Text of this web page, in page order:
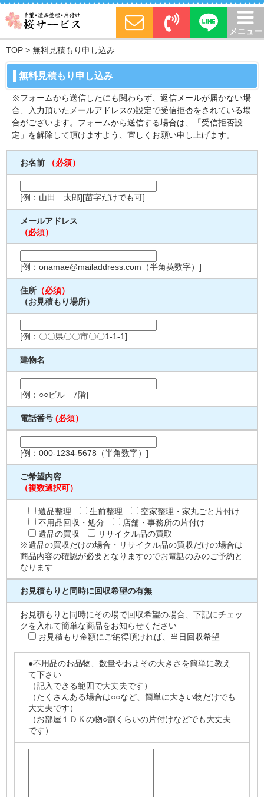
メニュー
TOP > 無料見積もり申し込み
無料見積もり申し込み
※フォームから送信したにも関わらず、返信メールが届かない場
合、入力頂いたメールアドレスの設定で受信拒否をされている場
合がございます。フォームから送信する場合は、「受信拒否設
定」を解除して頂けますよう、宜しくお願い申し上げます。
お名前 （必須）
[例：山田 太郎][苗字だけでも可]
メールアドレス
（必須）
[例：onamae@mailaddress.com（半角英数字）]
住所 （必須）
（お見積もり場所）
[例：〇〇県〇〇市〇〇1-1-1]
建物名
[例：○○ビル 7階]
電話番号 (必須）
[例：000-1234-5678（半角数字）]
ご希望内容
（複数選択可）
遺品整理 生前整理
空家整理・家丸ごと片付け
不用品回収・処分
店舗・事務所の片付け
遺品の買収
リサイクル品の買取
※遺品の買収だけの場合・リサイクル品の買収だけの場合は
商品内容の確認が必要となりますのでお電話のみのご予約と
なります
お見積もりと同時に回収希望の有無
お見積もりと同時にその場で回収希望の場合、下記にチェッ
クを入れて簡単な商品をお知らせください
お見積もり金額にご納得頂ければ、当日回収希望
●不用品のお品物、数量やおよその大きさを簡単に教え
て下さい
（記入できる範囲で大丈夫です）
（たくさんある場合は○○など、簡単に大きい物だけでも
大丈夫です）
（お部屋１ＤＫの物○割くらいの片付けなどでも大丈夫
です）